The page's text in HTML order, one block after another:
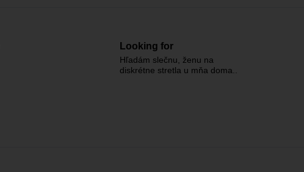
Looking for
Hľadám slečnu, ženu na
diskrétne stretla u mňa doma..